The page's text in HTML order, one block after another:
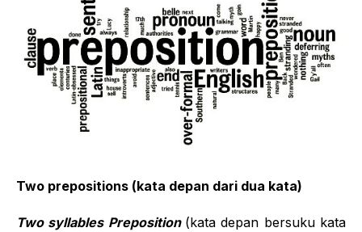
Two prepositions (kata depan dari dua kata)
Two syllables Preposition (kata depan bersuku kata